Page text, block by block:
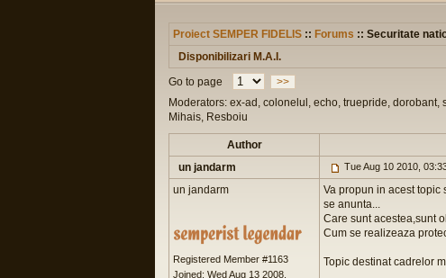
Proiect SEMPER FIDELIS :: Forums :: Securitate
Disponibilizari M.A.I.
Go to page
>>
Moderators: ex-ad, colonelul, echo, truepride, dorobant,
Mihais, Resboiu
Author
un jandarm
Tue Aug 10 2010,
un jandarm
Registered Member #1163
Joined: Wed Aug 13 2008,
Va propun in acest
se anunta...
Care sunt acestea,sunt
Cum se realizeaza
Topic destinat cadrelor